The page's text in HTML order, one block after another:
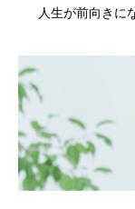
人生が前向きに